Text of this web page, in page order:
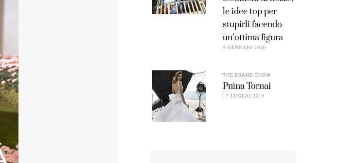
le idee top per
stupirli facendo
un’ottima figura
9 GENNAIO 2020
THE BRAND SHOW
Pnina Tornai
17 LUGLIO 2019